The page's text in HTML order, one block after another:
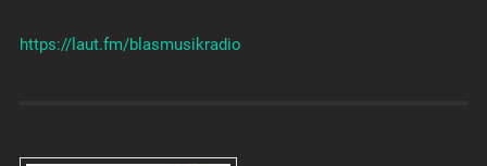
https://laut.fm/blasmusikradio